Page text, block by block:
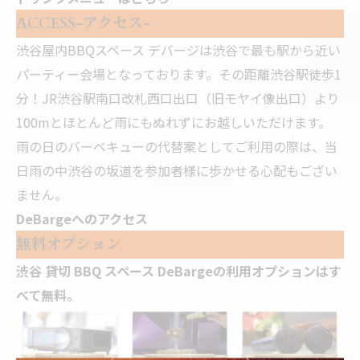
ACCESS-アクセス-
渋谷屋内BBQスペース デバージは渋谷で最も駅から近い
パーティー会場となっております。その距離渋谷駅徒歩1
分！JR渋谷駅南口改札西口出口（旧モヤイ像出口）より
100mとほとんど雨にもぬれずにお越しいただけます。
雨の日のバーベキューの代替案としてご利用の際は、当
日雨の中渋谷の坂道を参加者様に歩かせる心配もござい
ません。
DeBargeへのアクセス
無料オプション
渋谷 貸切 BBQ スペース DeBargeの利用オプションはす
べて無料。